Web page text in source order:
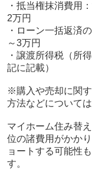
・抵当権抹消費用
2万円
・ローン一括返済
～3万円
・譲渡所得税（所
記に記載）
※購入や売却に関
方法などについて
マイホーム住み替
位の諸費用がかか
ョートする可能性
す。